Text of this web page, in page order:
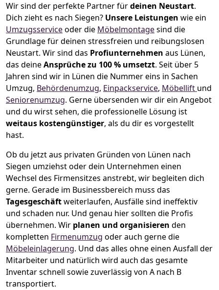
Wir sind der perfekte Partner fürdeinen Neustart.
Dich zieht es nach Siegen? Unsere Leistungen wie ein
Umzugsserviceoder die Möbelmontagesind die
Grundlage für deinen stressfreien und reibungslosen
Neustart. Wir sind das Profiunternehmen aus Lünen,
das deineAnsprüche zu 100 % umsetzt. Seit über 5
Jahren sind wir in Lünen die Nummer eins in Sachen
Umzug, Behördenumzug, Einpackservice, Möbellift und
Seniorenumzug. Gerne übersenden wir dir ein Angebot
und du wirst sehen, die professionelle Lösung ist
weitaus kostengünstiger, als du dir es vorgestellt
hast.
Ob du jetzt aus privaten Gründen von Lünen nach
Siegen umziehst oder dein Unternehmen einen
Wechsel des Firmensitzes anstrebt, wir begleiten dich
gerne. Gerade im Businessbereich muss das
Tagesgeschäftweiterlaufen, Ausfälle sind ineffektiv
und schaden nur. Und genau hier sollten die Profis
übernehmen. Wir planen und organisieren den
kompletten Firmenumzug oder auch gerne die
Möbeleinlagerung. Und das alles ohne einen Ausfall der
Mitarbeiter und natürlich wird auch das gesamte
Inventar schnell sowie zuverlässig von A nach B
transportiert.